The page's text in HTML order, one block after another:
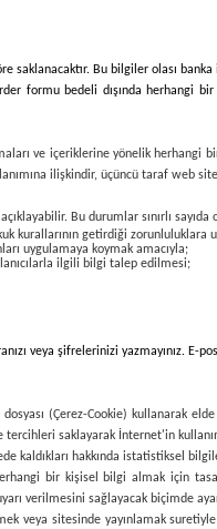
Bu bilgiler olası
formu bedeli dışında
ve içeriklerine yönelik herhangi
ilişkindir, üçüncü taraf web
Bu durumlar sınırlı sayıda
kurallarının getirdiği zorunluluklara
uygulamaya koymak amacıyla;
ilgili bilgi talep edilmesi;
veya şifrelerinizi yazmayınız. E-
(Çerez-Cookie)
saklayarak İnternet'in
hakkında istatistiksel
bir kişisel bilgi almak için
verilmesini sağlayacak biçimde
veya sitesinde yayınlamak